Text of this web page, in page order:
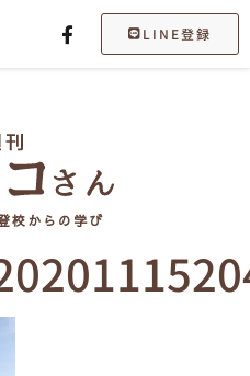
LINE登録
校からの学び